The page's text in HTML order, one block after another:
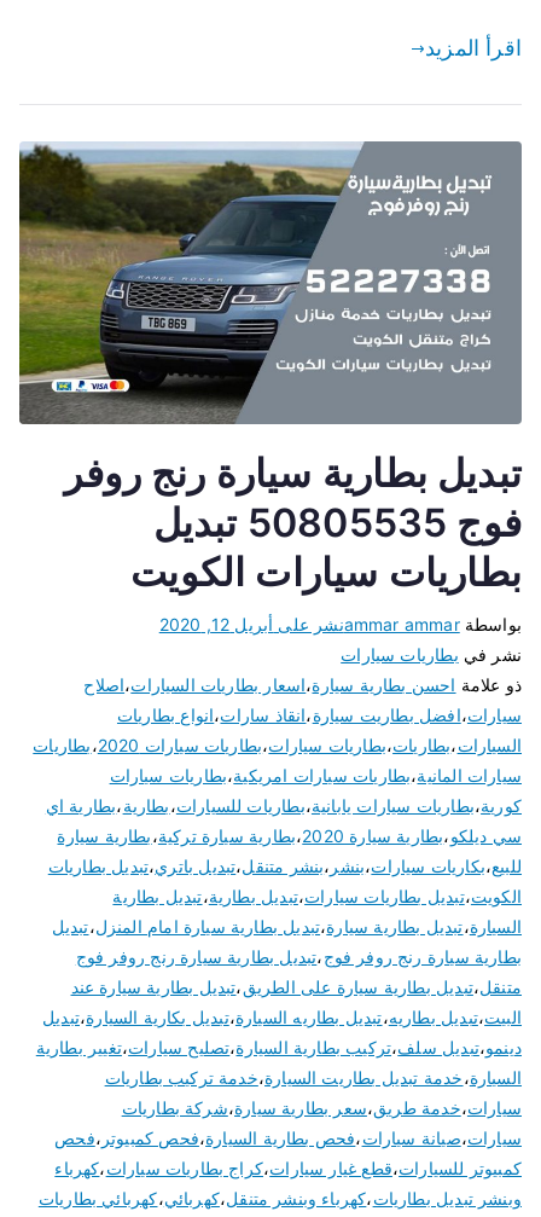
اقرأ المزيد
تبديل بطارية سيارة رنج روفر
فوج 50805535 تبديل
بطاريات سيارات الكويت
بواسطةammar ammarنشر على أبريل 12, 2020
نشر في بطاريات سيارات
ذو علامة احسن بطارية سيارة،اسعار بطاريات السيارات،اصلاح
سيارات،افضل بطاريت سيارة،انقاذ سارات،انواع بطاريات
السيارات،بطاريات،بطاريات سيارات،بطاريات سيارات 2020 ،بطاريات
سيارات المانية،بطاريات سيارات امريكية،بطاريات سيارات
كورية،بطاريات سيارات يابانية،بطاريات للسيارات،بطارية،بطارية اي
سي ديلكو،بطارية سيارة 2020 ،بطارية سيارة تركية،بطارية سيارة
للبيع،بكاريات سيارات،بنشر ،بنشر متنقل،تبديل باتري،تبديل بطاريات
الكويت،تبديل بطاريات سيارات،تبديل بطارية،تبديل بطارية
السيارة،تبديل بطارية سيارة،تبديل بطارية سيارة امام المنزل،تبديل
بطارية سيارة رنج روفر فوج،تبديل بطارية سيارة رنج روفر فوج
متنقل،تبديل بطارية سيارة على الطريق،تبديل بطارية سيارة عند
البيت،تبديل بطاريه،تبديل بطاريه السيارة،تبديل بكارية السيارة،تبديل
دينمو،تبديل سلف،تركيب بطارية السيارة،تصليح سيارات،تغيير بطارية
السيارة،خدمة تبديل بطاريت السيارة،خدمة تركيب بطاريات
سيارات،خدمة طريق،سعر بطارية سيارة،شركة بطاريات
سيارات،صيانة سيارات،فحص بطارية السيارة،فحص كمبيوتر ،فحص
كمبيوتر للسيارات،قطع غيار سيارات،كراج بطاريات سيارات،كهرباء
وبنشر تبديل بطاريات،كهرباء وبنشر متنقل،كهربائي،كهربائي بطاريات